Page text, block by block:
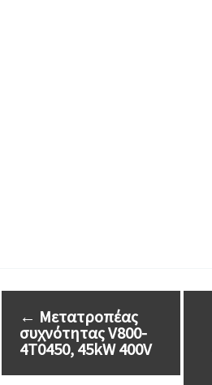
← Μετατροπέας
συχνότητας V800-
4T0450, 45kW 400V